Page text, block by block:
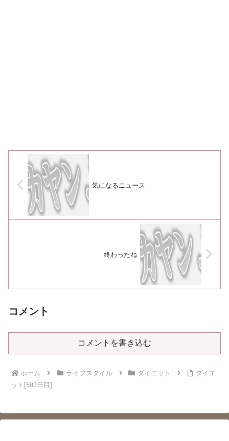
気になるニュース
終わったね
コメント
コメントを書き込む
ホーム ライフスタイル ダイエット
ダイエ
ット[583日目]